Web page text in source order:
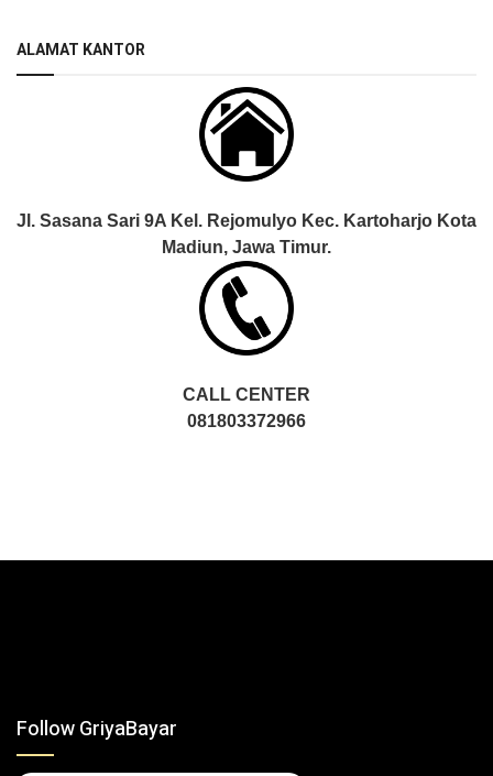
ALAMAT KANTOR
Jl. Sasana Sari 9A Kel. Rejomulyo Kec. Kartoharjo Kota
Madiun, Jawa Timur.
CALL CENTER
081803372966
Follow GriyaBayar